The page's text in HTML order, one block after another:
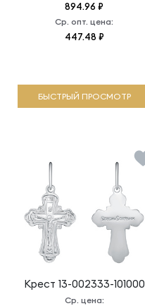
894.96 ₽
Ср. опт. цена:
447.48 ₽
БЫСТРЫЙ ПРОСМОТР
Крест 13-002333-101000
Ср. цена: